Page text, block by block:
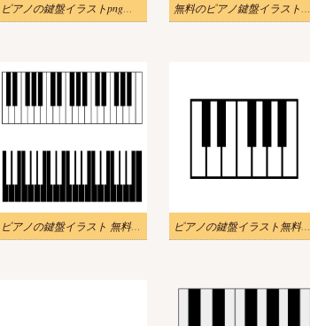
ピアノの鍵盤イラストpng画像 無料のピアノ鍵盤イラスト画像
ピアノの鍵盤イラスト 無料画像 ピアノの鍵盤イラスト無料画像 2